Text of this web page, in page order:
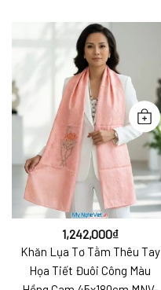
1,242,000₫
Khăn Lụa Tơ Tằm Thêu Tay
Họa Tiết Đuôi Công Màu